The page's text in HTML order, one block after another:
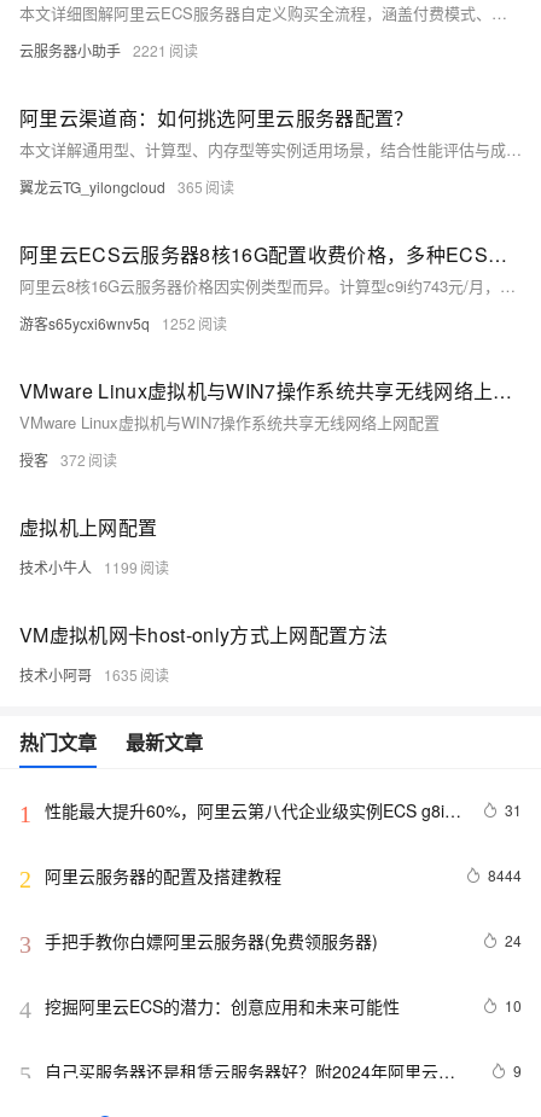
本文详细图解阿里云ECS服务器自定义购买全流程，涵盖付费模式、地域选择、网络配置、实例规格、镜像、存储、安全组及登录设置等核心步骤，助您轻松掌握专业级云服务器搭建方法。
云服务器小助手 2221
阿里云渠道商：如何挑选阿里云服务器配置？
本文详解通用型、计算型、内存型等实例适用场景，结合性能评估与成本优化策略，助力用户按需选择。以日均1万访问企业网站为例，2核4G+3M带宽月费约200元，性价比高。合理配置更省钱。
翼龙云TG_yilongcloud 365
阿里云ECS云服务器8核16G配置收费价格，多种ECS实例CPU及费用清单
阿里云8核16G云服务器价格因实例类型而异。计算型c9i约743元/月，一年6450元（7折）；通用算力型u1仅673元/月，一年4225元（5.1折）。实际价格享时长折扣，详情见ECS官网。
游客s65ycxi6wnv5q 1252
VMware Linux虚拟机与WIN7操作系统共享无线网络上网配置
VMware Linux虚拟机与WIN7操作系统共享无线网络上网配置
授客 372
虚拟机上网配置
技术小牛人 1199
VM虚拟机网卡host-only方式上网配置方法
技术小阿哥 1635
热门文章 最新文章
1
性能最大提升60%，阿里云第八代企业级实例ECS g8i正
31
2 阿里云服务器的配置及搭建教程 8444
3 手把手教你白嫖阿里云服务器(免费领服务器) 24
4 挖掘阿里云ECS的潜力：创意应用和未来可能性 10
5
自己买服务器还是租赁云服务器好？附2024年阿里云云
9